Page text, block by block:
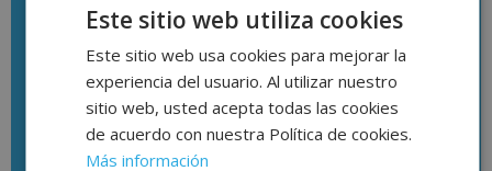
Finalmente, este curso proporcionará el estudiante
una comprensión integral de la decoración de
interiores, desde su concepción hasta la ejecución y
evaluación de proyectos, brindándole las habilidades
necesarias para destacar en este emocionante campo
creativo.
Este sitio web utiliza cookies
Este sitio web usa cookies para mejorar la
experiencia del usuario. Al utilizar nuestro
sitio web, usted acepta todas las cookies
de acuerdo con nuestra Política de cookies.
Más información